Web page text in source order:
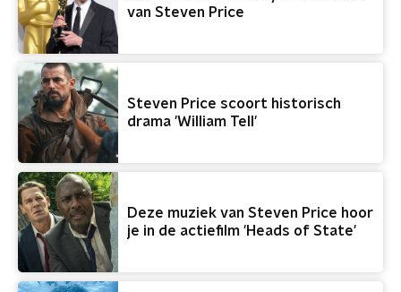
van Steven Price
Steven Price scoort historisch
drama 'William Tell'
Deze muziek van Steven Price hoor
je in de actiefilm 'Heads of State'